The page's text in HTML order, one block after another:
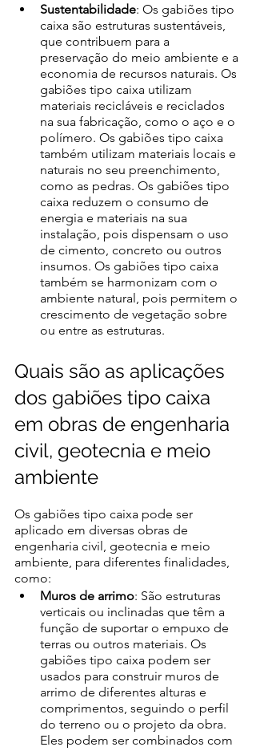
Sustentabilidade: Os gabiões tipo
caixa são estruturas sustentáveis,
que contribuem para a
preservação do meio ambiente e a
economia de recursos naturais. Os
gabiões tipo caixa utilizam
materiais recicláveis e reciclados
na sua fabricação, como o aço e o
polímero. Os gabiões tipo caixa
também utilizam materiais locais e
naturais no seu preenchimento,
como as pedras. Os gabiões tipo
caixa reduzem o consumo de
energia e materiais na sua
instalação, pois dispensam o uso
de cimento, concreto ou outros
insumos. Os gabiões tipo caixa
também se harmonizam com o
ambiente natural, pois permitem o
crescimento de vegetação sobre
ou entre as estruturas.
Quais são as aplicações
dos gabiões tipo caixa
em obras de engenharia
civil, geotecnia e meio
ambiente
Os gabiões tipo caixa pode ser
aplicado em diversas obras de
engenharia civil, geotecnia e meio
ambiente, para diferentes finalidades,
como:
Muros de arrimo: São estruturas
verticais ou inclinadas que têm a
função de suportar o empuxo de
terras ou outros materiais. Os
gabiões tipo caixa podem ser
usados para construir muros de
arrimo de diferentes alturas e
comprimentos, seguindo o perfil
do terreno ou o projeto da obra.
Eles podem ser combinados com